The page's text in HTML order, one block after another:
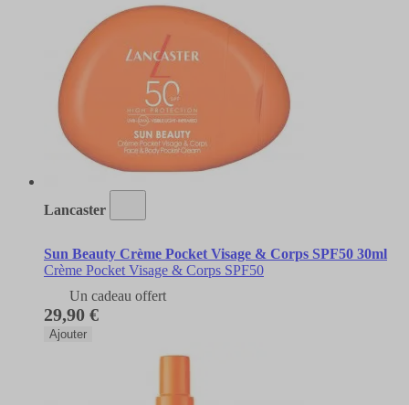
Lancaster
Sun Beauty Crème Pocket Visage & Corps SPF50 30ml
Crème Pocket Visage & Corps SPF50
Un cadeau offert
29,90 €
Ajouter